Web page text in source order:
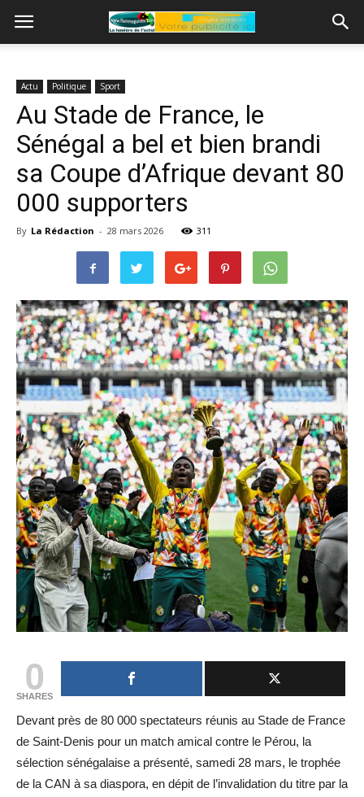
Actu Politique Sport
Au Stade de France, le
Sénégal a bel et bien brandi
sa Coupe d’Afrique devant 80
000 supporters
By La Rédaction - 28 mars 2026 311
0
SHARES
Devant près de 80 000 spectateurs réunis au Stade de France
de Saint-Denis pour un match amical contre le Pérou, la
sélection sénégalaise a présenté, samedi 28 mars, le trophée
de la CAN à sa diaspora, en dépit de l’invalidation du titre par la